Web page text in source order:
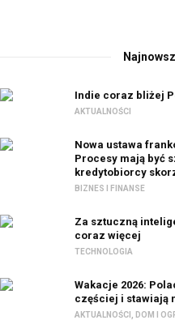
Indie coraz bliżej
AKTUALNOŚCI
Nowa ustawa
Procesy mają być
kredytobiorcy
BIZNES I FINANSE
Za sztuczną
coraz więcej
TECHNOLOGIA
Wakacje 2026:
częściej i stawiają
AKTUALNOŚCI , DOM I